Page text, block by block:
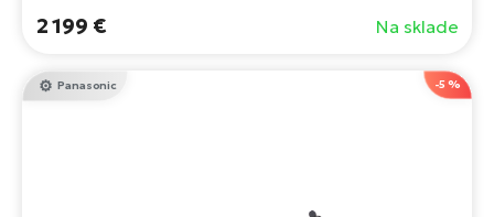
jazdu, alebo na viacdňové dobrodružstvo.
2 199 € Na sklade
-5 %
Panasonic